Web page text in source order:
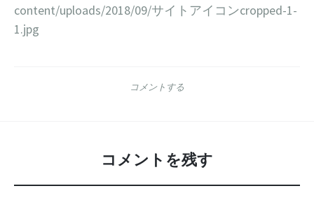
content/uploads/2018/09/サイトアイコンcropped-1-
1.jpg
コメントする
コメントを残す